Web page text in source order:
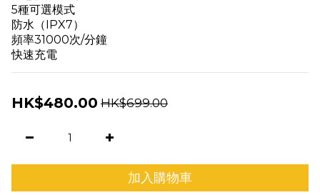
5種可選模式
防水（IPX7）
頻率31000次/分鐘
快速充電
HK$480.00 HK$699.00
加入購物車